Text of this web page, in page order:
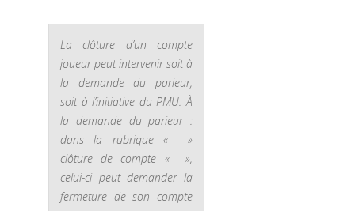
La clôture d’un compte
joueur peut intervenir soit à
la demande du parieur,
soit à l’initiative du PMU. À
la demande du parieur :
dans la rubrique « »
clôture de compte « »,
celui-ci peut demander la
fermeture de son compte